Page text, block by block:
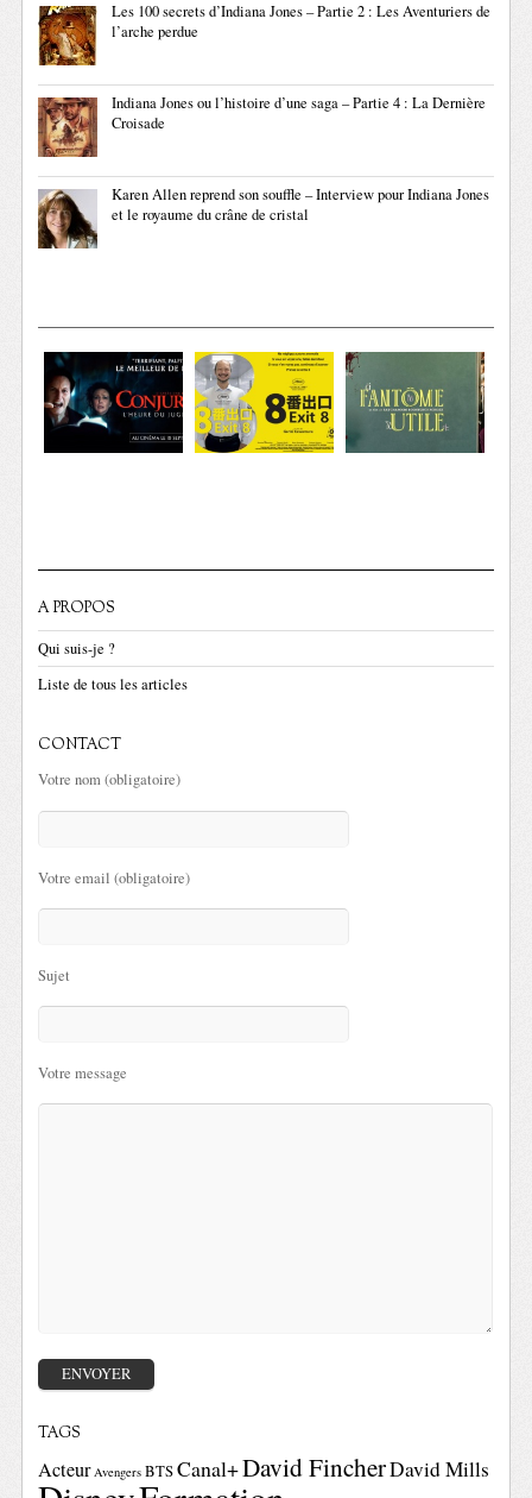
Les 100 secrets d’Indiana Jones – Partie 2 : Les Aventuriers de
l’arche perdue
Indiana Jones ou l’histoire d’une saga – Partie 4 : La Dernière
Croisade
Karen Allen reprend son souffle – Interview pour Indiana Jones
et le royaume du crâne de cristal
A PROPOS
Qui suis-je ?
Liste de tous les articles
CONTACT
Votre nom (obligatoire)
Votre email (obligatoire)
Sujet
Votre message
TAGS
Acteur Avengers BTSCanal+David FincherDavid Mills